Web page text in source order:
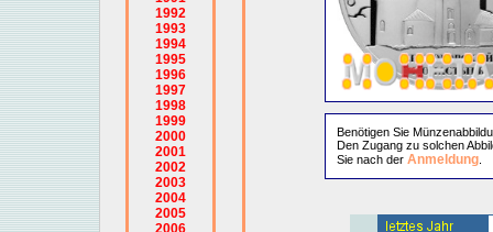
1992
1993
1994
1995
1996
1997
1998
1999
2000
2001
2002
2003
2004
2005
2006
Benötigen Sie
Den Zugang zu solchen
Sie nach der Anmeldung.